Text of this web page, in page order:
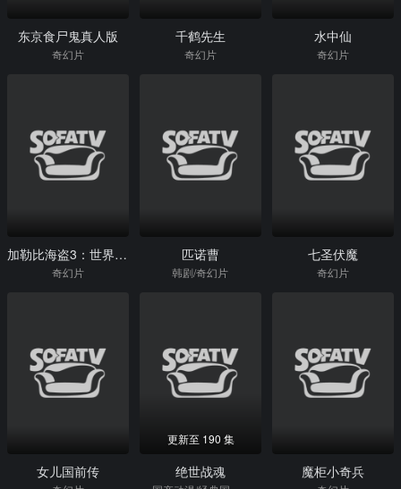
东京食尸鬼真人版
奇幻片
千鹤先生
奇幻片
水中仙
奇幻片
加勒比海盗3：世界的尽头
奇幻片
匹诺曹
韩剧/奇幻片
七圣伏魔
奇幻片
女儿国前传
更新至 190 集
绝世战魂 魔柜小奇兵